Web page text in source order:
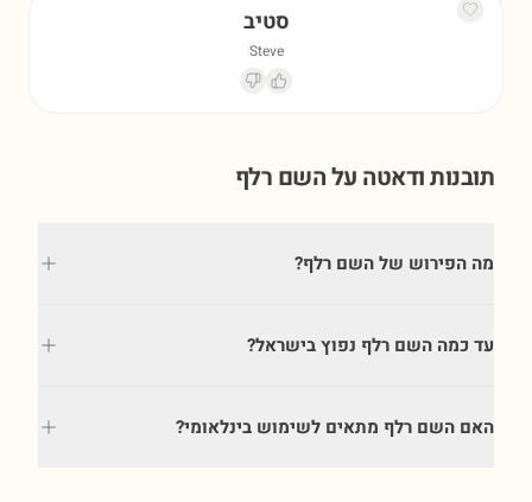
סטיב
Steve
תובנות ודאטה על השם רלף
מה הפירוש של השם רלף?
עד כמה השם רלף נפוץ בישראל?
האם השם רלף מתאים לשימוש בינלאומי?